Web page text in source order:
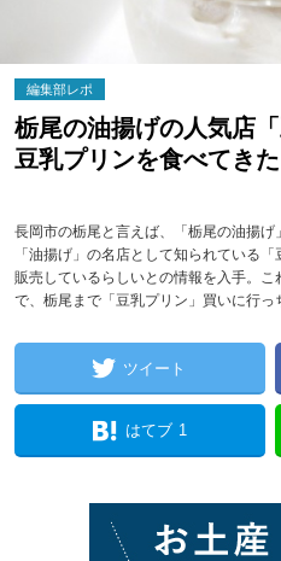
編集部レポ
栃尾の油揚げの人気店
豆乳プリンを食べてきた
長岡市の栃尾と言えば、「栃尾の油揚
「油揚げ」の名店として知られている
販売しているらしいとの情報を入手。
で、栃尾まで「豆乳プリン」買いに行っ
ツイート
はてブ 1